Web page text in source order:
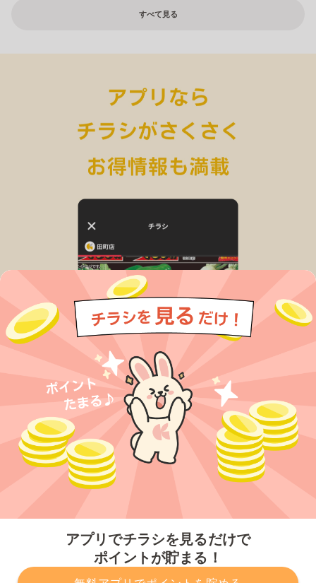
アプリでチラシを見るだけで
ポイントが貯まる！
すべて見る